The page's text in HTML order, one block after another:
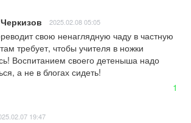
2025.02.08 05:05
свою ненаглядную чаду в частную
требует, чтобы учителя в ножки
Воспитанием своего детеныша надо
а не в блогах сидеть!
1
19:47